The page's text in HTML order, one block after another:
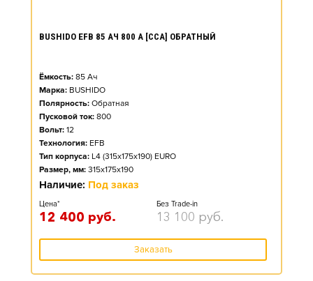
BUSHIDO EFB 85 АЧ 800 А [CCA] ОБРАТНЫЙ
Ёмкость: 85 Ач
Марка: BUSHIDO
Полярность: Обратная
Пусковой ток: 800
Вольт: 12
Технология: EFB
Тип корпуса: L4 (315x175x190) EURO
Размер, мм: 315x175x190
Наличие: Под заказ
Цена*
12 400 руб.
Без Trade-in
13 100 руб.
Заказать